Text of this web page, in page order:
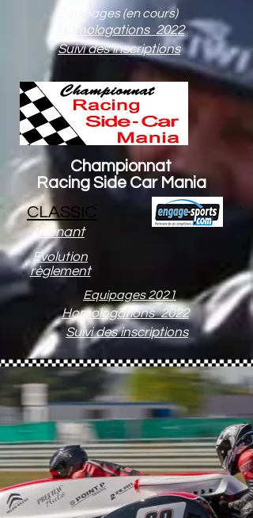
Equipages (en cours)
Homologations 2022
Suivi des inscriptions
Championnat
Racing Side Car Mania
CLASSIC
Avenant
Evolution
règlement
Equipages 2021
Homologations 2022
Suivi des inscriptions